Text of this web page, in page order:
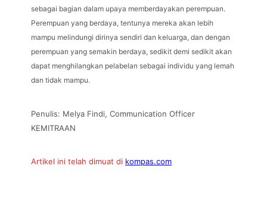
sebagai bagian dalam upaya memberdayakan perempuan.
Perempuan yang berdaya, tentunya mereka akan lebih
mampu melindungi dirinya sendiri dan keluarga, dan dengan
perempuan yang semakin berdaya, sedikit demi sedikit akan
dapat menghilangkan pelabelan sebagai individu yang lemah
dan tidak mampu.
Penulis: Melya Findi, Communication Officer
KEMITRAAN
Artikel ini telah dimuat di kompas.com